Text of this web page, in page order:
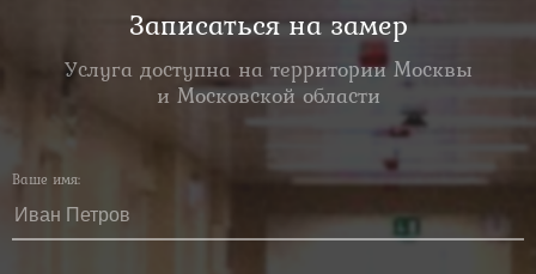
Записаться на замер
Услуга доступна на территории Москвы
и Московской области
Ваше имя: